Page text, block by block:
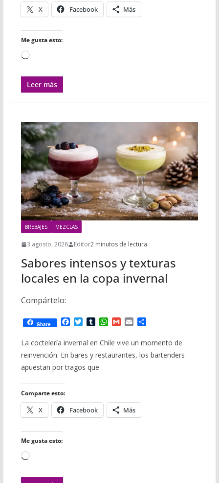
X Facebook Más
Me gusta esto:
Cargando...
Leer más
BREBAJES MEZCLAS
3 agosto, 2026 Editor2 minutos de lectura
Sabores intensos y texturas
locales en la copa invernal
Compártelo:
Share
F
c
e
b
o
o
T
i
t
t
e
T
m
b
l
r
W
a
t
s
G
a
i
l
E
a
i
l
C
m
p
a
La coctelería invernal en Chile vive un momento de
reinvención. En bares y restaurantes, los bartenders
apuestan por tragos que
Comparte esto:
X Facebook Más
Me gusta esto:
Cargando...